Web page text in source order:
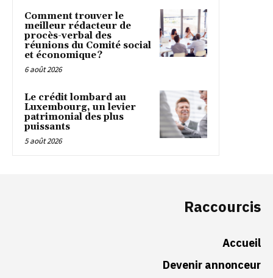
Comment trouver le
meilleur rédacteur de
procès-verbal des
réunions du Comité social
et économique ?
6 août 2026
Le crédit lombard au
Luxembourg, un levier
patrimonial des plus
puissants
5 août 2026
Raccourcis
Accueil
Devenir annonceur